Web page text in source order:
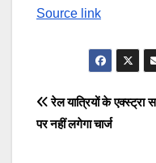
Source link
Post
रेल यात्रियों के एक्स्ट्रा
पर नहीं लगेगा चार्ज